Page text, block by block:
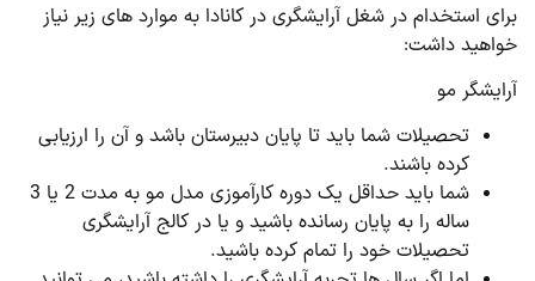
برای استخدام در شغل آرایشگری در کانادا به موارد های زیر نیاز
خواهید داشت:
آرایشگر مو
تحصیلات شما باید تا پایان دبیرستان باشد و آن را ارزیابی
کرده باشند.
شما باید حداقل یک دوره کارآموزی مدل مو به مدت 2 یا 3
ساله را به پایان رسانده باشید و یا در کالج آرایشگری
تحصیلات خود را تمام کرده باشید.